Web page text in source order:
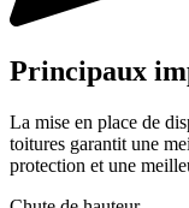
Principaux
La mise en place de
toitures garantit une
protection et une